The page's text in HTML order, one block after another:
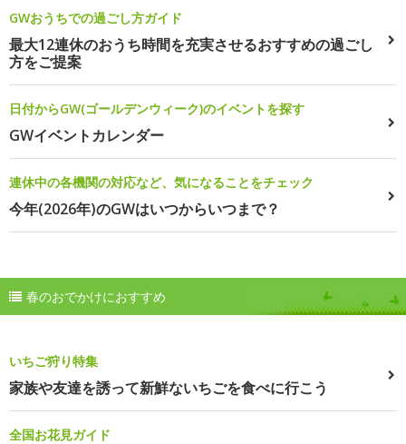
GWおうちでの過ごし方ガイド
最大12連休のおうち時間を充実させるおすすめの過ごし
方をご提案
日付からGW(ゴールデンウィーク)のイベントを探す
GWイベントカレンダー
連休中の各機関の対応など、気になることをチェック
今年(2026年)のGWはいつからいつまで？
春のおでかけにおすすめ
いちご狩り特集
家族や友達を誘って新鮮ないちごを食べに行こう
全国お花見ガイド